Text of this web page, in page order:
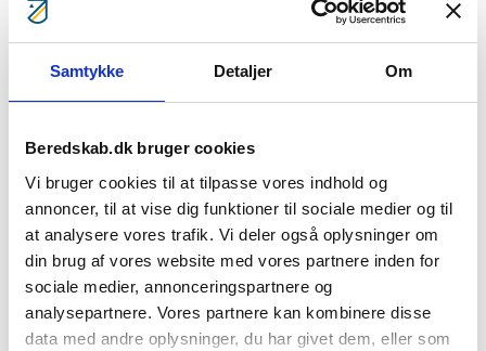
Samtykke Detaljer Om
Beredskab.dk bruger cookies
Vi bruger cookies til at tilpasse vores indhold og
annoncer, til at vise dig funktioner til sociale medier og til
at analysere vores trafik. Vi deler også oplysninger om
din brug af vores website med vores partnere inden for
sociale medier, annonceringspartnere og
analysepartnere. Vores partnere kan kombinere disse
data med andre oplysninger, du har givet dem, eller som
Beredskabsforbundet deltager sammen med 12 andre partnere fra
fem Østersølande (Finland, Sverige, Estland, Letland og Litauen).
Projektet løber over 30 måneder (januar 2019 – juni 2021) og har et
Baltic Sea Region Programme.
Se projektets hjemmeside her.
Følg projektet på twitter: @oilspillproject
Læs rapporten‘Baltic Carrier’ om Grønsundulykken 29. marts 2001
(på engelsk).
Læs rapporten’Marine Environmental Preparedness’om nogle af de
aktører, der indgår i det danske havmiljøberedskab (på engelsk).